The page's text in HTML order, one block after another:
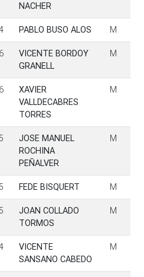
NACHER
PABLO BUSO ALOS M
VICENTE BORDOY
GRANELL
M
XAVIER
VALLDECABRES
TORRES
M
JOSE MANUEL
ROCHINA
PEÑALVER
M
FEDE BISQUERT M
JOAN COLLADO
TORMOS
M
VICENTE
SANSANO CABEDO
M